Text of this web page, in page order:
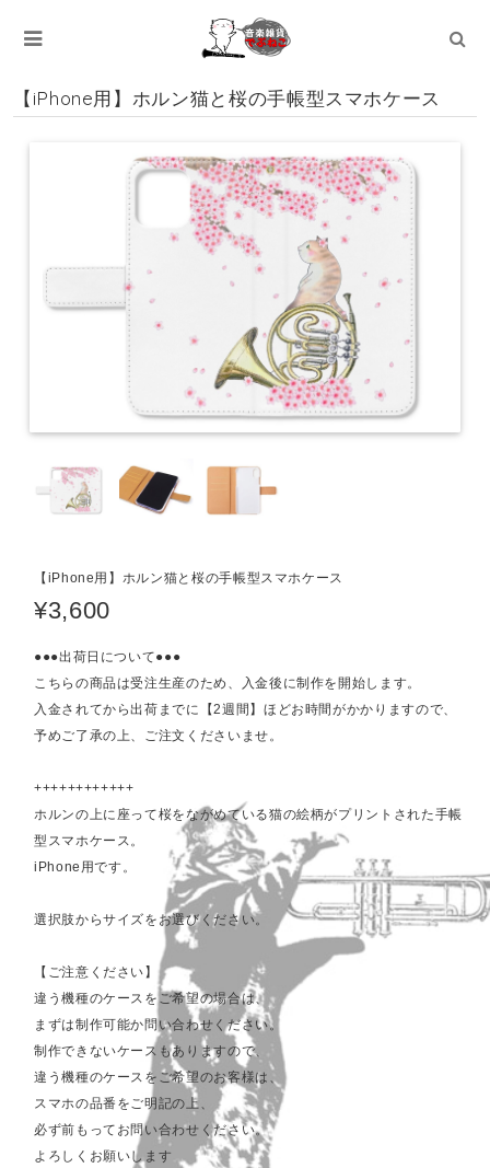
【iPhone用】ホルン猫と桜の手帳型スマホケース
【iPhone用】ホルン猫と桜の手帳型スマホケース
¥3,600
●●●出荷日について●●●
こちらの商品は受注生産のため、入金後に制作を開始します。
入金されてから出荷までに【2週間】ほどお時間がかかりますので、
予めご了承の上、ご注文くださいませ。
++++++++++++
ホルンの上に座って桜をながめている猫の絵柄がプリントされた手帳
型スマホケース。
iPhone用です。
選択肢からサイズをお選びください。
【ご注意ください】
違う機種のケースをご希望の場合は、
まずは制作可能か問い合わせください。
制作できないケースもありますので、
違う機種のケースをご希望のお客様は、
スマホの品番をご明記の上、
必ず前もってお問い合わせください。
よろしくお願いします